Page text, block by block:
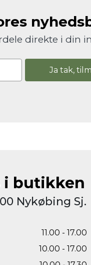
direkte i din
Ja tak,
i butikken
Nykøbing Sj.
11.00 - 17.00
10.00 - 17.00